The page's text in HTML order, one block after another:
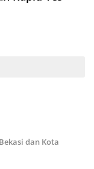
dan Kota